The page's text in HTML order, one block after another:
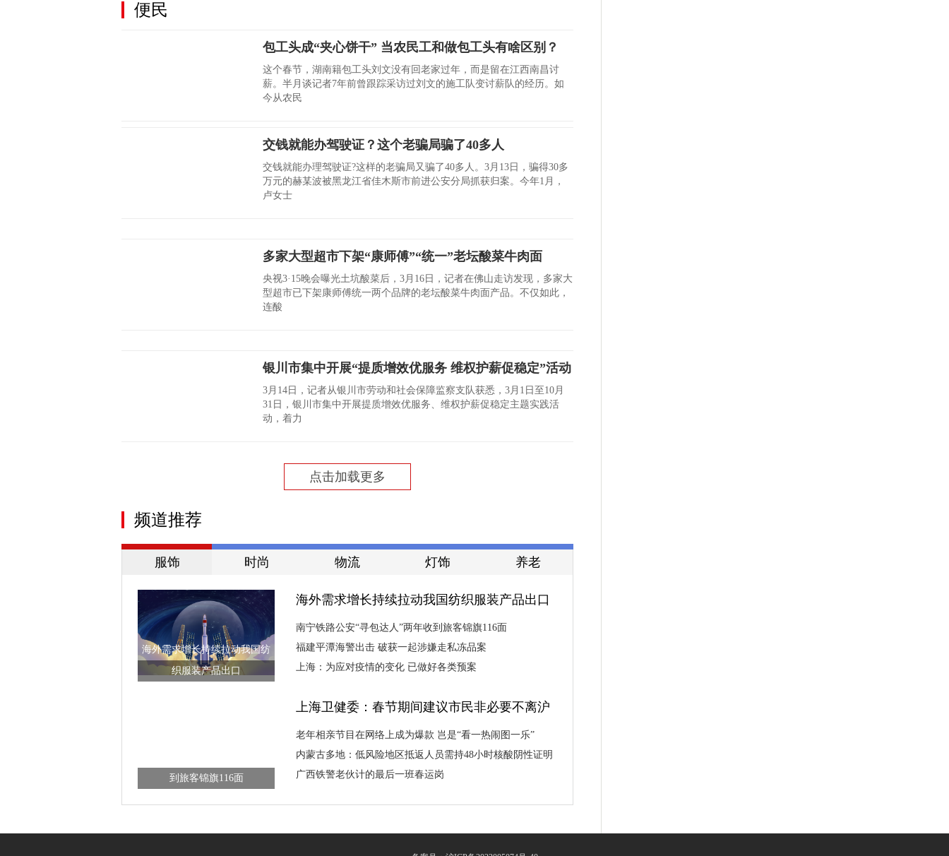
便民
包工头成“夹心饼干” 当农民工和做包工头有啥区别？
这个春节，湖南籍包工头刘文没有回老家过年，而是留在江西南昌讨
薪。半月谈记者7年前曾跟踪采访过刘文的施工队变讨薪队的经历。如
今从农民
交钱就能办驾驶证？这个老骗局骗了40多人
交钱就能办理驾驶证?这样的老骗局又骗了40多人。3月13日，骗得30多
万元的赫某波被黑龙江省佳木斯市前进公安分局抓获归案。今年1月，
卢女士
多家大型超市下架“康师傅”“统一”老坛酸菜牛肉面
央视3·15晚会曝光土坑酸菜后，3月16日，记者在佛山走访发现，多家大
型超市已下架康师傅统一两个品牌的老坛酸菜牛肉面产品。不仅如此，
连酸
银川市集中开展“提质增效优服务 维权护薪促稳定”活动
3月14日，记者从银川市劳动和社会保障监察支队获悉，3月1日至10月
31日，银川市集中开展提质增效优服务、维权护薪促稳定主题实践活
动，着力
点击加载更多
频道推荐
服饰 时尚 物流 灯饰 养老
海外需求增长持续拉动我国纺
织服装产品出口
到旅客锦旗116面
海外需求增长持续拉动我国纺织服装产品出口
南宁铁路公安“寻包达人”两年收到旅客锦旗116面
福建平潭海警出击 破获一起涉嫌走私冻品案
上海：为应对疫情的变化 已做好各类预案
上海卫健委：春节期间建议市民非必要不离沪
老年相亲节目在网络上成为爆款 岂是“看一热闹图一乐”
内蒙古多地：低风险地区抵返人员需持48小时核酸阴性证明
广西铁警老伙计的最后一班春运岗